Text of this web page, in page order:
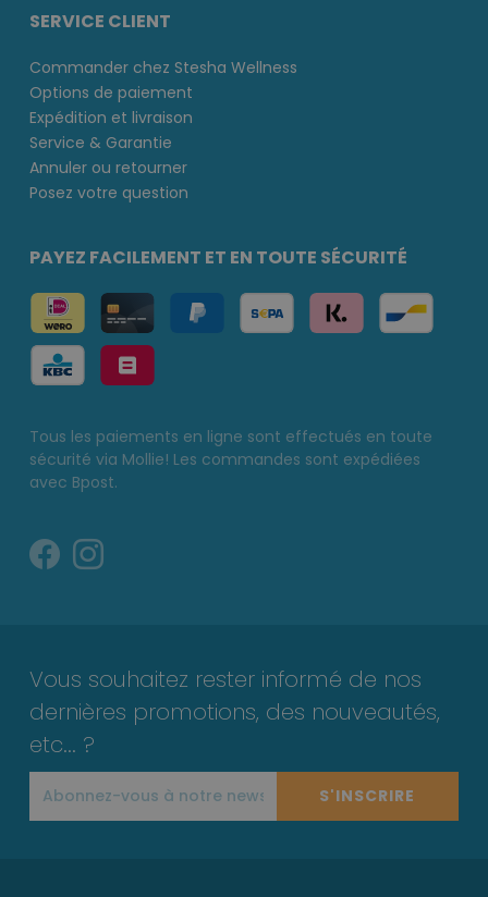
SERVICE CLIENT
Commander chez Stesha Wellness
Options de paiement
Expédition et livraison
Service & Garantie
Annuler ou retourner
Posez votre question
PAYEZ FACILEMENT ET EN TOUTE SÉCURITÉ
Tous les paiements en ligne sont effectués en toute
sécurité via Mollie! Les commandes sont expédiées
avec Bpost.
Vous souhaitez rester informé de nos
dernières promotions, des nouveautés,
etc... ?
S'INSCRIRE